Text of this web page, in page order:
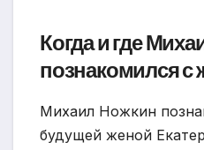
Когда и где
познакомился с
Михаил Ножкин
будущей женой